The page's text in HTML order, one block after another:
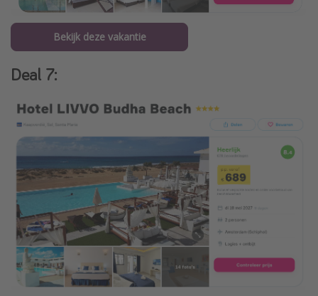
Bekijk deze vakantie
Deal 7: